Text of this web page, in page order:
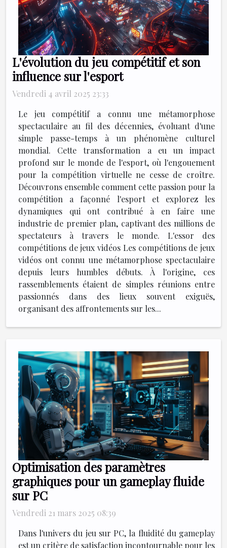
L'évolution du jeu compétitif et son
influence sur l'esport
Vendredi 4 avril 2025 23:33
Le jeu compétitif a connu une métamorphose
spectaculaire au fil des décennies, évoluant d'une
simple passe-temps à un phénomène culturel
mondial. Cette transformation a eu un impact
profond sur le monde de l'esport, où l'engouement
pour la compétition virtuelle ne cesse de croître.
Découvrons ensemble comment cette passion pour la
compétition a façonné l'esport et explorez les
dynamiques qui ont contribué à en faire une
industrie de premier plan, captivant des millions de
spectateurs à travers le monde. L'essor des
compétitions de jeux vidéos Les compétitions de jeux
vidéos ont connu une métamorphose spectaculaire
depuis leurs humbles débuts. À l'origine, ces
rassemblements étaient de simples réunions entre
passionnés dans des lieux souvent exiguës,
organisant des affrontements sur les...
Optimisation des paramètres
graphiques pour un gameplay fluide
sur PC
Vendredi 21 mars 2025 08:39
Dans l'univers du jeu sur PC, la fluidité du gameplay
est un critère de satisfaction incontournable pour les